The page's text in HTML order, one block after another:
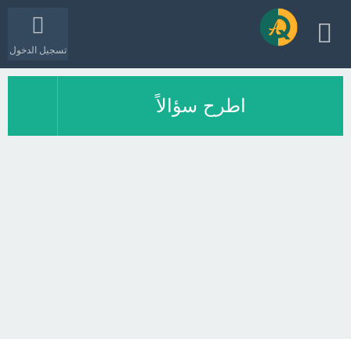
تسجيل الدخول
اطرح سؤالاً